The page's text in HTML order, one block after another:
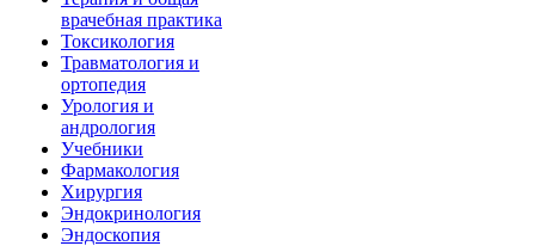
врачебная практика
Токсикология
Травматология и
ортопедия
Урология и
андрология
Учебники
Фармакология
Хирургия
Эндокринология
Эндоскопия